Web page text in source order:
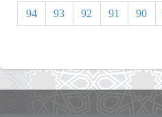
90
91
92
93
94